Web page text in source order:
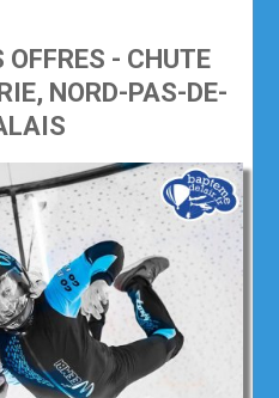
OFFRES - CHUTE
NORD-PAS-DE-